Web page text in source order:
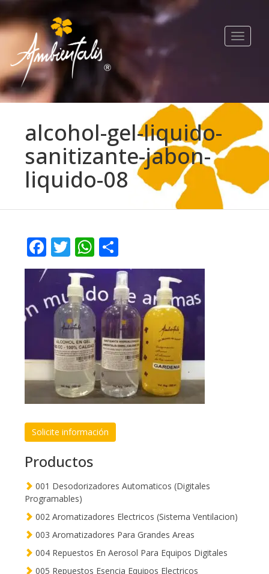
Toggle
alcohol-gel-liquido-
sanitizante-jabon-
liquido-08
Facebook
TwitterWhatsApp
Solicite información
Productos
001 Desodorizadores Automaticos (Digitales
Programables)
002 Aromatizadores Electricos (Sistema Ventilacion)
003 Aromatizadores Para Grandes Areas
004 Repuestos En Aerosol Para Equipos Digitales
005 Repuestos Esencia Equipos Electricos